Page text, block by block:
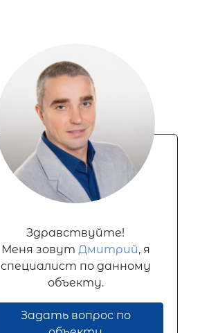
Здравствуйте!
Меня зовут Дмитрий, я
специалист по данному
объекту.
Задать вопрос по